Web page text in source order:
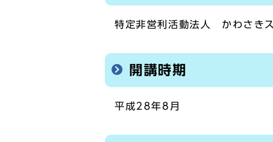
特定非営利活動法人 かわさき
開講時期
平成28年8月